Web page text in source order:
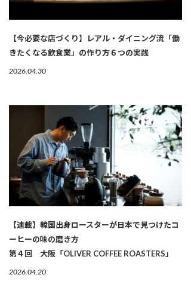
【今必要な店づくり】レアル・ダイニング流「働
きたくなる飲食業」の作り方６つの実践
2026.04.30
【連載】韓国出身ロースターが日本で見つけたコ
ーヒーの味の磨き方
第４回 大阪「OLIVER COFFEE ROASTERS」
2026.04.20